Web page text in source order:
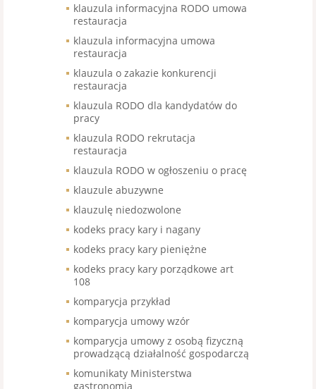
klauzula informacyjna RODO umowa
restauracja
klauzula informacyjna umowa
restauracja
klauzula o zakazie konkurencji
restauracja
klauzula RODO dla kandydatów do
pracy
klauzula RODO rekrutacja
restauracja
klauzula RODO w ogłoszeniu o pracę
klauzule abuzywne
klauzulę niedozwolone
kodeks pracy kary i nagany
kodeks pracy kary pieniężne
kodeks pracy kary porządkowe art
108
komparycja przykład
komparycja umowy wzór
komparycja umowy z osobą fizyczną
prowadzącą działalność gospodarczą
komunikaty Ministerstwa
gastronomia